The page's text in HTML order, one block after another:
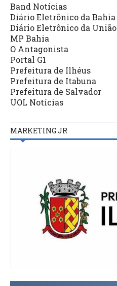
Band Notícias
Diário Eletrônico da Bahia
Diário Eletrônico da União
MP Bahia
O Antagonista
Portal G1
Prefeitura de Ilhéus
Prefeitura de Itabuna
Prefeitura de Salvador
UOL Notícias
MARKETING JR